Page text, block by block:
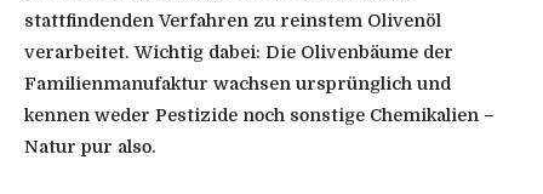
stattfindenden Verfahren zu reinstem Olivenöl
verarbeitet. Wichtig dabei: Die Olivenbäume der
Familienmanufaktur wachsen ursprünglich und
kennen weder Pestizide noch sonstige Chemikalien –
Natur pur also.